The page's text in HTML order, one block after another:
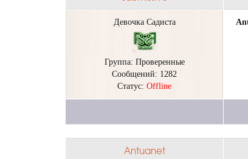
Девочка Садиста
Группа: Проверенные
Сообщений: 1282
Статус: Offline
Antuanet